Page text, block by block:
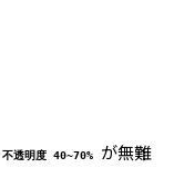
不透明度 40~70%
が無難